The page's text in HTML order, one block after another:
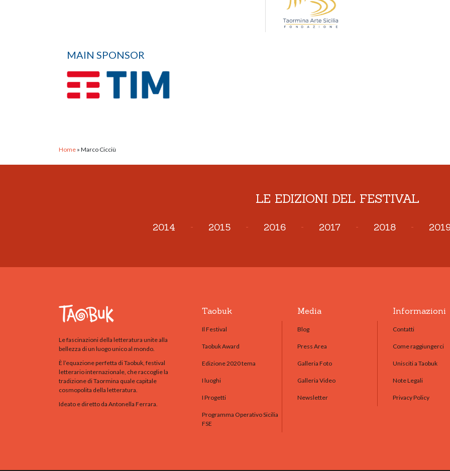
MAIN SPONSOR
Home » Marco Cicciù
LE EDIZIONI DEL FESTIVAL
2014 - 2015 - 2016 - 2017 - 2018 -
Le fascinazioni della letteratura unite alla
bellezza di un luogo unico al mondo.
È l’equazione perfetta di Taobuk, festival
letterario internazionale, che raccoglie la
tradizione di Taormina quale capitale
cosmopolita della letteratura.
Ideato e diretto da Antonella Ferrara.
Taobuk
Il Festival
Taobuk Award
Edizione 2020 tema
I luoghi
I Progetti
Programma Operativo Sicilia
FSE
Media
Blog
Press Area
Galleria Foto
Galleria Video
Newsletter
Informazioni
Contatti
Come raggiungerci
Unisciti a Taobuk
Note Legali
Privacy Policy